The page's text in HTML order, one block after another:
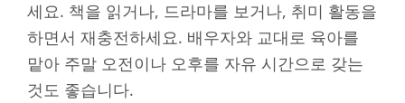
세요. 책을 읽거나, 드라마를 보거나, 취미 활동을
하면서 재충전하세요. 배우자와 교대로 육아를
맡아 주말 오전이나 오후를 자유 시간으로 갖는
것도 좋습니다.